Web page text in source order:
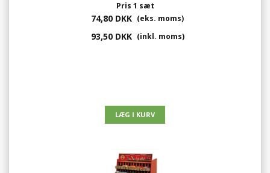
Pris 1 sæt
74,80 DKK (eks. moms)
93,50 DKK (inkl. moms)